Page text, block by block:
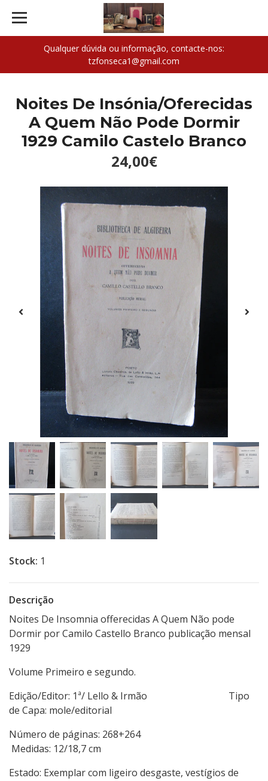
Qualquer dúvida ou informação, contacte-nos:
tzfonseca1@gmail.com
Noites De Insónia/Oferecidas
A Quem Não Pode Dormir
1929 Camilo Castelo Branco
24,00€
Stock: 1
Descrição
Noites De Insomnia offerecidas A Quem Não pode
Dormir por Camilo Castello Branco publicação mensal
1929
Volume Primeiro e segundo.
Edição/Editor: 1ª/ Lello & Irmão Tipo
de Capa: mole/editorial
Número de páginas: 268+264
Medidas: 12/18,7 cm
Estado: Exemplar com ligeiro desgaste, vestígios de